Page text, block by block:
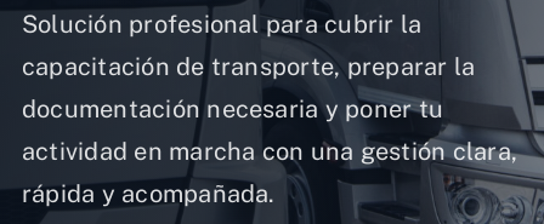
Solución profesional para cubrir la
capacitación de transporte, preparar la
documentación necesaria y poner tu
actividad en marcha con una gestión clara,
rápida y acompañada.